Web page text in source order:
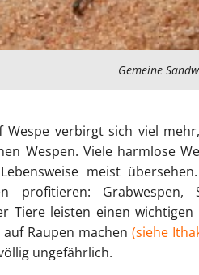
Gemeine
verbirgt sich viel
Wespen. Viele harmlose
meist übersehen.
profitieren: Grabwespen,
Tiere leisten einen
auf Raupen machen (siehe
ungefährlich.